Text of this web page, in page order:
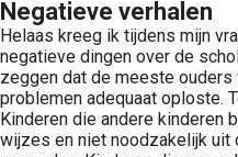
Negatieve verhalen
Helaas kreeg ik tijdens mijn
negatieve dingen over de
zeggen dat de meeste
problemen adequaat oploste.
Kinderen die andere kinderen
wijzes en niet noodzakelijk